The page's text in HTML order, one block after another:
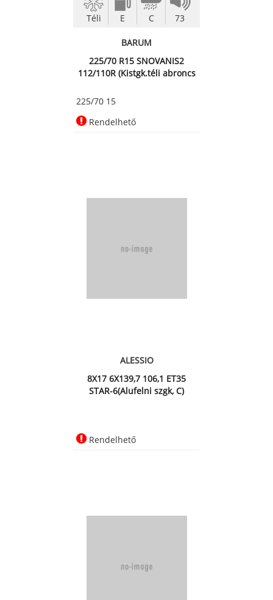
Téli E C 73
BARUM
225/70 R15 SNOVANIS2
112/110R (Kistgk.téli abroncs
225/70 15
Rendelhető
ALESSIO
8X17 6X139,7 106,1 ET35
STAR-6(Alufelni szgk, C)
Rendelhető